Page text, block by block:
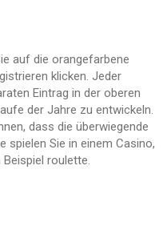
auf die orangefarbene
klicken. Jeder
Eintrag in der oberen
der Jahre zu entwickeln.
dass die überwiegende
spielen Sie in einem Casino,
roulette.